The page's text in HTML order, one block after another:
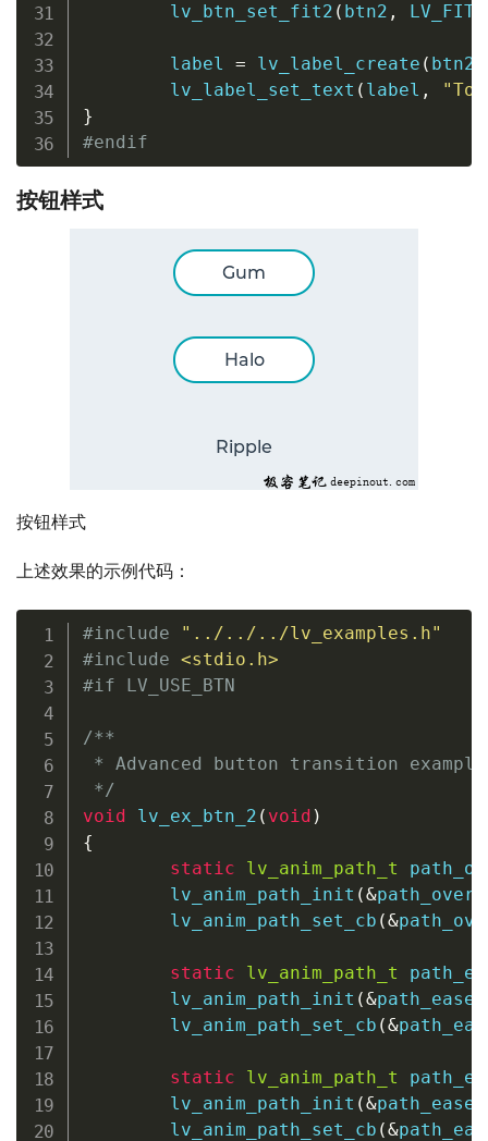
lv_btn_set_fit2 ( btn2 ,
        label
= lv_label_create ( btn2
lv_label_set_text ( label ,
}
#endif
按钮样式
按钮样式
上述效果的示例代码：
#include
"../../../lv_examples.h"
#include <stdio.h>
#if LV_USE_BTN
/**
* Advanced button transition
*/
void
lv_ex_btn_2 ( void )
{
static
lv_anim_path_t
lv_anim_path_init (&
lv_anim_path_set_cb (&
static lv_anim_path_t
lv_anim_path_init (&
lv_anim_path_set_cb (&
static lv_anim_path_t
lv_anim_path_init (&
lv_anim_path_set_cb (&